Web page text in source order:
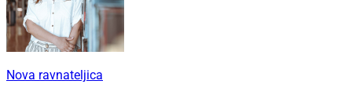
Nova ravnateljica